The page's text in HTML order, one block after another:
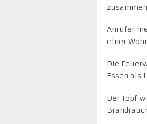
Anrufer
einer
Die
Essen als
Der Topf